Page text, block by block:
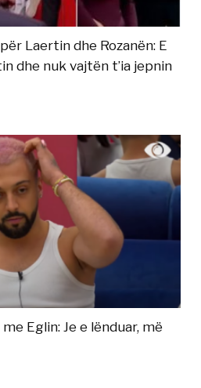
Laertin dhe Rozanën: E
dhe nuk vajtën t’ia jepnin
Eglin: Je e lënduar, më